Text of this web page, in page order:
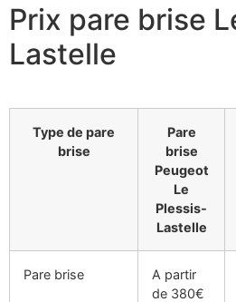
Prix pare brise
Lastelle
Type de pare
brise
Pare
brise
Peugeot
Le
Plessis-
Lastelle
Pare brise
A partir
de 380€